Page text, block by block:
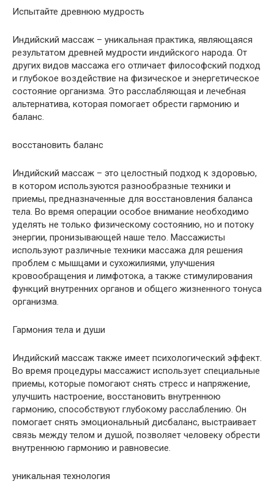
Испытайте древнюю мудрость
Индийский массаж – уникальная практика, являющаяся
результатом древней мудрости индийского народа. От
других видов массажа его отличает философский подход
и глубокое воздействие на физическое и энергетическое
состояние организма. Это расслабляющая и лечебная
альтернатива, которая помогает обрести гармонию и
баланс.
восстановить баланс
Индийский массаж – это целостный подход к здоровью,
в котором используются разнообразные техники и
приемы, предназначенные для восстановления баланса
тела. Во время операции особое внимание необходимо
уделять не только физическому состоянию, но и потоку
энергии, пронизывающей наше тело. Массажисты
используют различные техники массажа для решения
проблем с мышцами и сухожилиями, улучшения
кровообращения и лимфотока, а также стимулирования
функций внутренних органов и общего жизненного тонуса
организма.
Гармония тела и души
Индийский массаж также имеет психологический эффект.
Во время процедуры массажист использует специальные
приемы, которые помогают снять стресс и напряжение,
улучшить настроение, восстановить внутреннюю
гармонию, способствуют глубокому расслаблению. Он
помогает снять эмоциональный дисбаланс, выстраивает
связь между телом и душой, позволяет человеку обрести
внутреннюю гармонию и равновесие.
уникальная технология